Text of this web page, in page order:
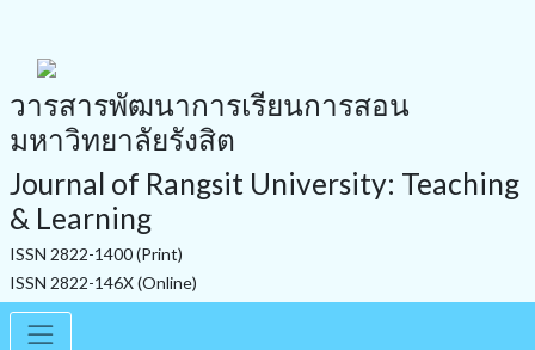
วารสารพัฒนาการเรียนการสอน
มหาวิทยาลัยรังสิต
Journal of Rangsit University: Teaching
& Learning
ISSN 2822-1400 (Print)
ISSN 2822-146X (Online)